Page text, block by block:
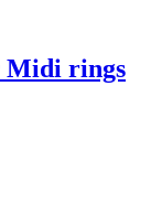
Midi rings